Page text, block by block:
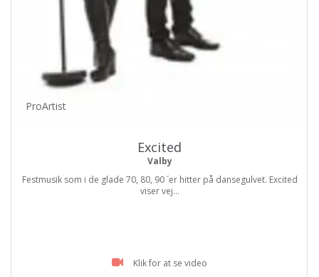
ProArtist
Excited
Valby
Festmusik som i de glade 70, 80, 90 ´er hitter på dansegulvet. Excited
viser vej...
Klik for at se video